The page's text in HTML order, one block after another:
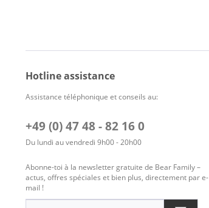
Hotline assistance
Assistance téléphonique et conseils au:
+49 (0) 47 48 - 82 16 0
Du lundi au vendredi 9h00 - 20h00
Abonne-toi à la newsletter gratuite de Bear Family –
actus, offres spéciales et bien plus, directement par e-
mail !